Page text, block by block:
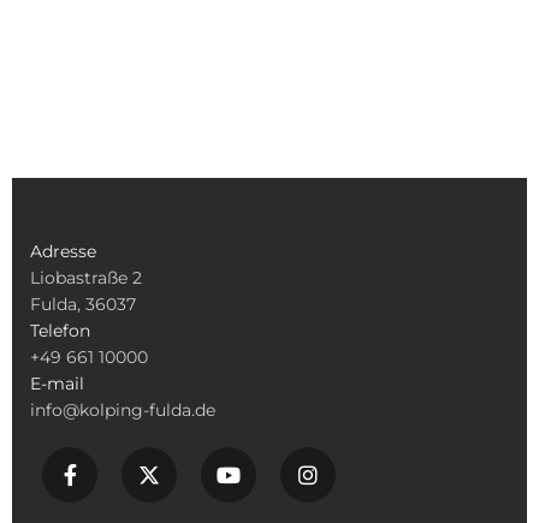
Adresse
Liobastraße 2
Fulda, 36037
Telefon
+49 661 10000
E-mail
info@kolping-fulda.de